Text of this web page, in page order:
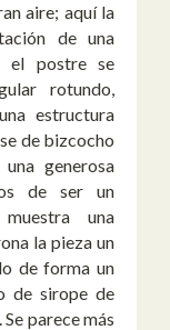
aire; aquí la
de una
el postre se
rotundo,
estructura
de bizcocho
generosa
de ser un
una
la pieza un
de forma un
de sirope de
parece más